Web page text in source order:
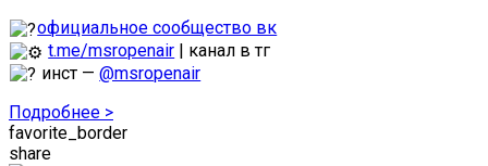
официальное сообщество вк
t.me/msropenair | канал в тг
инст —@msropenair
Подробнее >
favorite_border
share